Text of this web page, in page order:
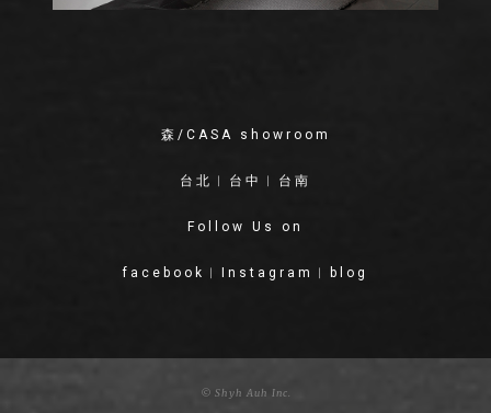
森/CASA showroom
台北 ︱ 台中 ︱ 台南
Follow Us on
facebook ︱ Instagram ︱ blog
© Shyh Auh Inc.